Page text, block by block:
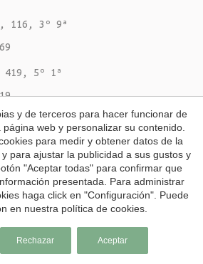
116, 3º 9ª
419, 5º 1ª
e-mail
| Español | English
2026 © UNDATIA S.L.
los derechos reservados
y de terceros para hacer funcionar de
web y personalizar su contenido.
para medir y obtener datos de la
para ajustar la publicidad a sus gustos y
"Aceptar todas" para confirmar que
presentada. Para administrar
haga click en "Configuración". Puede
en nuestra política de cookies
Rechazar Aceptar
Aceptar todas